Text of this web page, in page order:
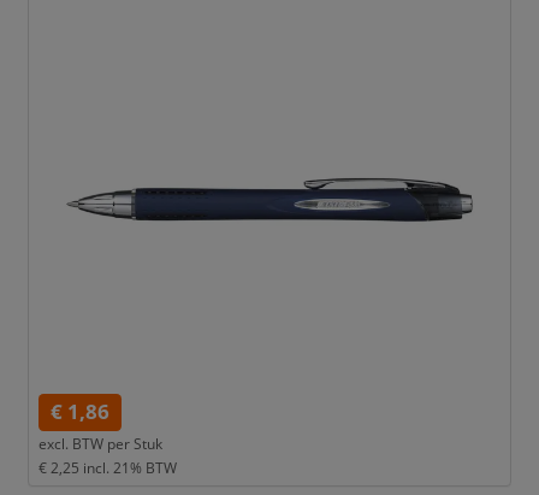
€ 1,86
excl. BTW per Stuk
€ 2,25 incl. 21% BTW